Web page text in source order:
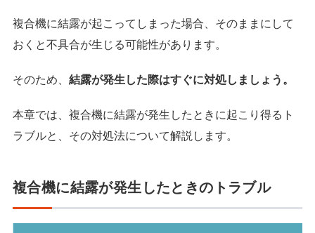
複合機に結露が起こってしまった場合、そのままにして
おくと不具合が生じる可能性があります。
そのため、 結露が発生した際はすぐに対処しましょう。
本章では、複合機に結露が発生したときに起こり得るト
ラブルと、その対処法について解説します。
複合機に結露が発生したときのトラブル